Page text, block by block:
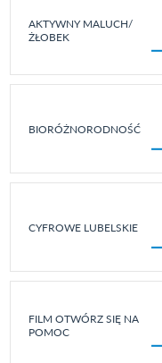
AKTYWNY MALUCH/
ŻŁOBEK
BIORÓŻNORODNOŚĆ
CYFROWE LUBELSKIE
FILM OTWÓRZ SIĘ NA
POMOC